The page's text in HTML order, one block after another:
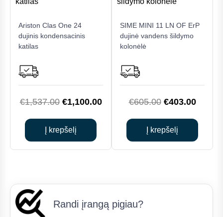
Ariston Clas One 24
dujinis kondensacinis
katilas
€1,537.00 Original
was:
€1,537.00.
€1,100.00Current
€1,100.00.
Į krepšelį
SIME MINI 11 LN OF ErP
dujinė vandens šildymo
kolonėlė
€605.00 Original
was:
€605.00.
€403.00
Į krepšelį
Randi įrangą pigiau?